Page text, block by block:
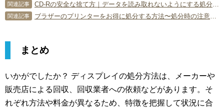
関連記事 CD-Rの安全な捨て方｜データを読み取れないようにする処分方法を解説
関連記事 ブラザーのプリンターをお得に処分する方法〜処分時の注意点も〜
まとめ
いかがでしたか？ ディスプレイの処分方法は、メーカーや
販売店による回収、回収業者への依頼などがあります。そ
れぞれ方法や料金が異なるため、特徴を把握して状況に合